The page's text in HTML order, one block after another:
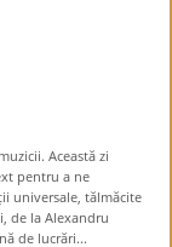
Această zi
pentru a ne
universale, tălmăcite
de la Alexandru
de lucrări...